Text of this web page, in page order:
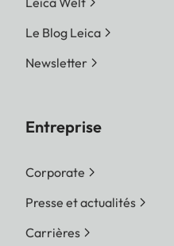
Le Blog Leica
Newsletter
Entreprise
Corporate
Presse et actualités
Carrières